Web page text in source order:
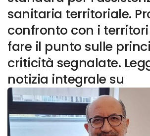
sanitaria territoriale.
confronto con i
fare il punto sulle
criticità segnalate.
notizia integrale su